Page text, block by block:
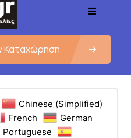
Καταχώρηση
Chinese (Simplified)
French
German
Portuguese